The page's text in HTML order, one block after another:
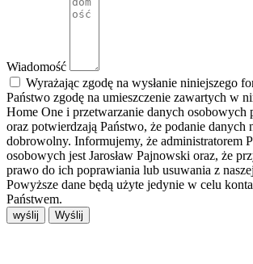
Wiadomość
Wyrażając zgodę na wysłanie niniejszego
Państwo zgodę na umieszczenie zawartych w
Home One i przetwarzanie danych osobowych
oraz potwierdzają Państwo, że podanie danych
dobrowolny. Informujemy, że administratorem
osobowych jest Jarosław Pajnowski oraz, że
prawo do ich poprawiania lub usuwania z
Powyższe dane będą użyte jedynie w celu
Państwem.
wyślij